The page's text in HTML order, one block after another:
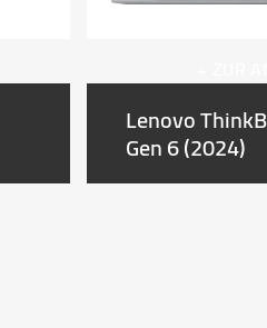
Lenovo
Gen 6 (2024)